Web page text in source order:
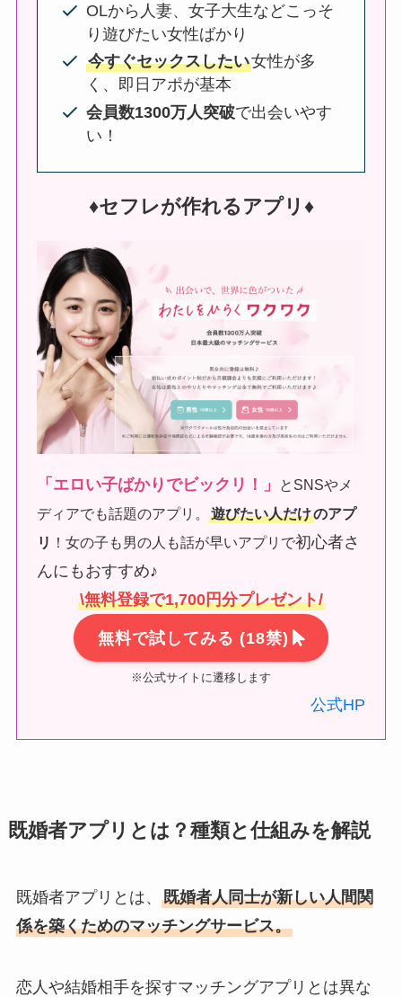
OLから人妻、女子大生などこっそ
り遊びたい女性ばかり
今すぐセックスしたい女性が多
く、即日アポが基本
会員数1300万人突破で出会いやす
い！
♦︎セフレが作れるアプリ♦︎
「エロい子ばかりでビックリ！」
とSNSやメ
ディアでも話題のアプリ。遊びたい人だけのアプ
リ ！女の子も男の人も話が早いアプリで初心者さ
んにもおすすめ♪
\無料登録で1,700円分プレゼント/
無料で試してみる (18禁)
※公式サイトに遷移します
公式HP
既婚者アプリとは？種類と仕組みを解説
既婚者アプリとは、 既婚者人同士が新しい人間関
係を築くためのマッチングサービス。
恋人や結婚相手を探すマッチングアプリとは異な